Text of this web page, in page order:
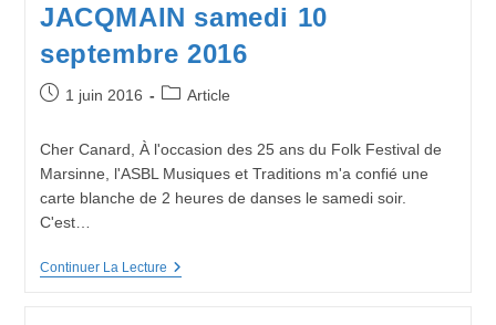
JACQMAIN samedi 10
septembre 2016
Publication
1 juin 2016
PostArticle
Cher Canard, À l'occasion des 25 ans du Folk Festival de
Marsinne, l'ASBL Musiques et Traditions m'a confié une
carte blanche de 2 heures de danses le samedi soir.
C'est…
Continuer La LectureFESTIVAL